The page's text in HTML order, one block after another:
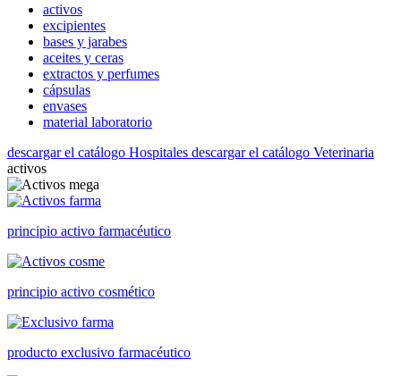
activos
excipientes
bases y jarabes
aceites y ceras
extractos y perfumes
cápsulas
envases
material laboratorio
descargar el catálogo Hospitales descargar el catálogo Veterinaria
activos
principio activo farmacéutico
principio activo cosmético
producto exclusivo farmacéutico